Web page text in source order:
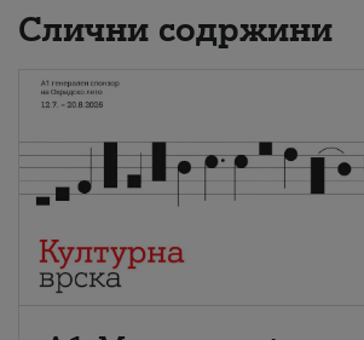
Слични содржини